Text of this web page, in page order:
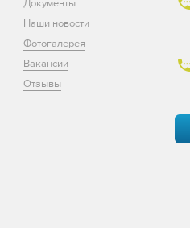
Документы
Наши новости
Фотогалерея
Вакансии
Отзывы